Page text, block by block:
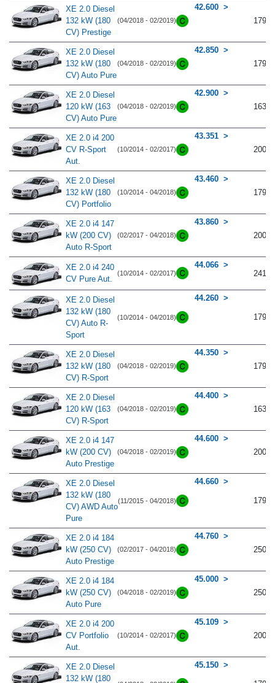
XE 2.0 Diesel
132 kW (180
CV) Prestige
(04/2018 - 02/2019)
42.600
179
XE 2.0 Diesel
132 kW (180
CV) Auto Pure
(04/2018 - 02/2019)
42.850
179
XE 2.0 Diesel
120 kW (163
CV) Auto Pure
(04/2018 - 02/2019)
42.900
163
XE 2.0 i4 200
CV R-Sport
Aut.
(10/2014 - 02/2017)
43.351
200
XE 2.0 Diesel
132 kW (180
CV) Portfolio
(10/2014 - 04/2018)
43.460
179
XE 2.0 i4 147
kW (200 CV)
Auto R-Sport
(02/2017 - 04/2018)
43.860
200
XE 2.0 i4 240
CV Pure Aut.
(10/2014 - 02/2017)
44.066
241
XE 2.0 Diesel
132 kW (180
CV) Auto R-
Sport
(10/2014 - 04/2018)
44.260
179
XE 2.0 Diesel
132 kW (180
CV) R-Sport
(04/2018 - 02/2019)
44.350
179
XE 2.0 Diesel
120 kW (163
CV) R-Sport
(04/2018 - 02/2019)
44.400
163
XE 2.0 i4 147
kW (200 CV)
Auto Prestige
(04/2018 - 02/2019)
44.600
200
XE 2.0 Diesel
132 kW (180
CV) AWD Auto
Pure
(11/2015 - 04/2018)
44.660
179
XE 2.0 i4 184
kW (250 CV)
Auto Prestige
(02/2017 - 04/2018)
44.760
250
XE 2.0 i4 184
kW (250 CV)
Auto Pure
(04/2018 - 02/2019)
45.000
250
XE 2.0 i4 200
CV Portfolio
Aut.
(10/2014 - 02/2017)
45.109
200
XE 2.0 Diesel
132 kW (180
45.150